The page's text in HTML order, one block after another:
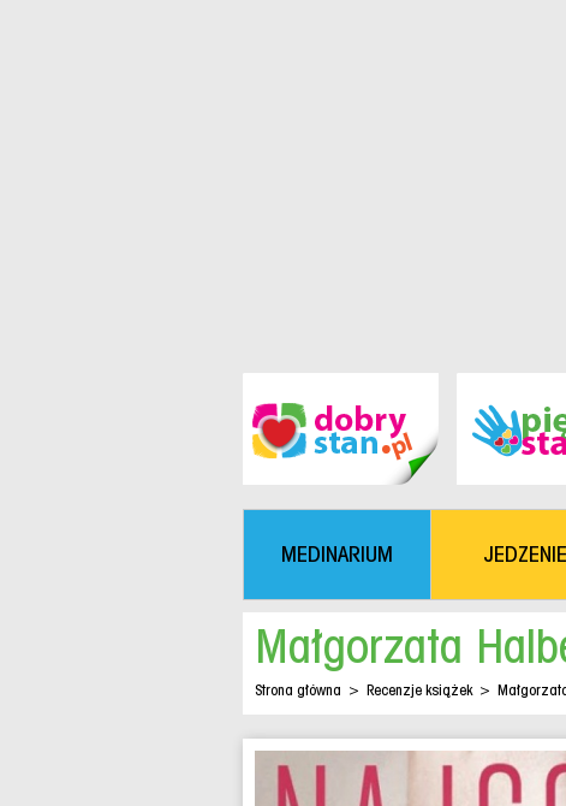
MEDINARIUM JEDZENIE
Małgorzata
Strona główna > Recenzje książek >